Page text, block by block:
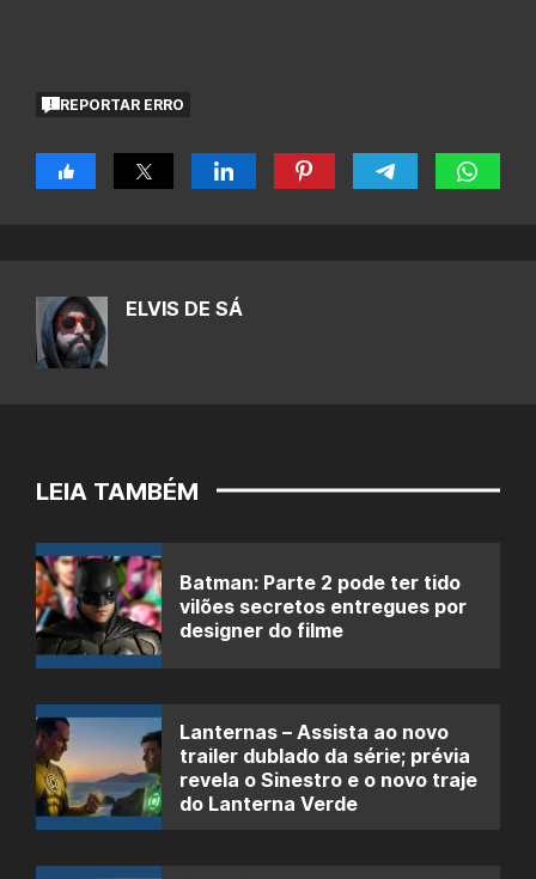
REPORTAR ERRO
ELVIS DE SÁ
LEIA TAMBÉM
Batman: Parte 2 pode ter tido
vilões secretos entregues por
designer do filme
Lanternas – Assista ao novo
trailer dublado da série; prévia
revela o Sinestro e o novo traje
do Lanterna Verde